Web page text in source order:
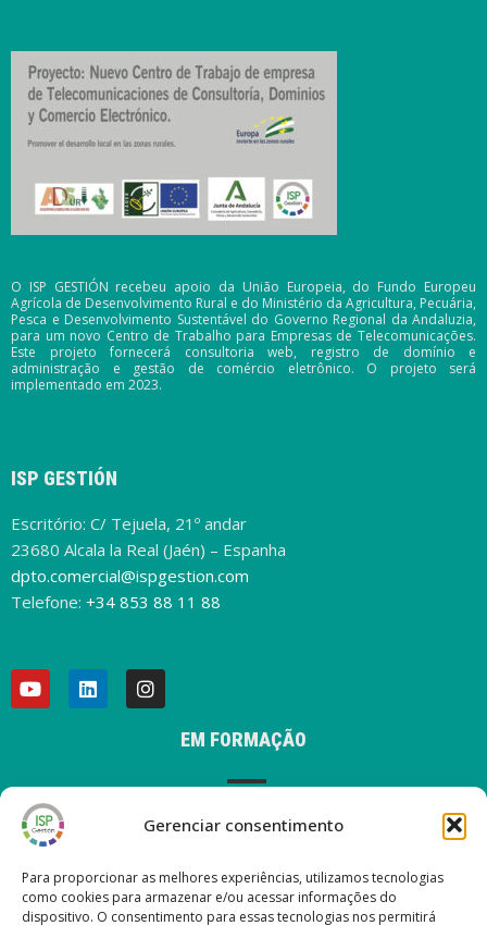
Gerenciar consentimento
Para proporcionar as melhores experiências, utilizamos tecnologias
como cookies para armazenar e/ou acessar informações do
dispositivo. O consentimento para essas tecnologias nos permitirá
O ISP GESTIÓN recebeu apoio da União Europeia, do Fundo Europeu
Agrícola de Desenvolvimento Rural e do Ministério da Agricultura, Pecuária,
Pesca e Desenvolvimento Sustentável do Governo Regional da Andaluzia,
para um novo Centro de Trabalho para Empresas de Telecomunicações.
Este projeto fornecerá consultoria web, registro de domínio e
administração e gestão de comércio eletrônico. O projeto será
implementado em 2023.
ISP GESTIÓN
Escritório: C/ Tejuela, 21º andar
23680 Alcala la Real (Jaén) – Espanha
dpto.comercial@ispgestion.com
Telefone: +34 853 88 11 88
EM FORMAÇÃO